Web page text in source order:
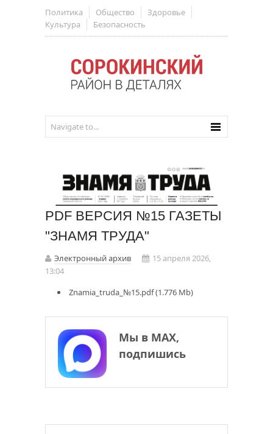
Политика Общество
Здоровье
Культура
Безопасность
PDF ВЕРСИЯ №15 ГАЗЕТЫ
"ЗНАМЯ ТРУДА"
Электронный архив
15 апреля 2026,
13:04
Znamia_truda_№15.pdf (1.776 Mb)
Мы в МАХ,
подпишись